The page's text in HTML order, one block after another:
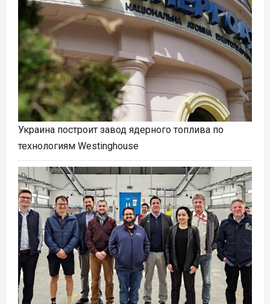
Украина построит завод ядерного топлива по
технологиям Westinghouse